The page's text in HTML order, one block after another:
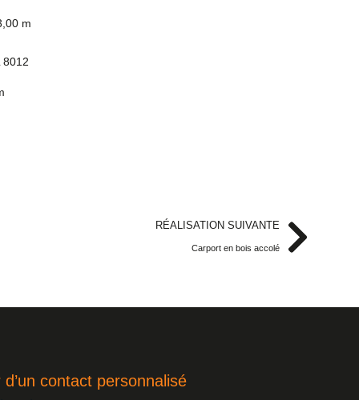
m
8012
RÉALISATION SUIVANTE
Carport en bois accolé
contact personnalisé